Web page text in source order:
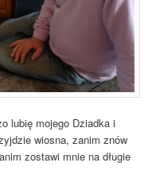
lubię mojego Dziadka i
wiosna, zanim znów
zostawi mnie na długie